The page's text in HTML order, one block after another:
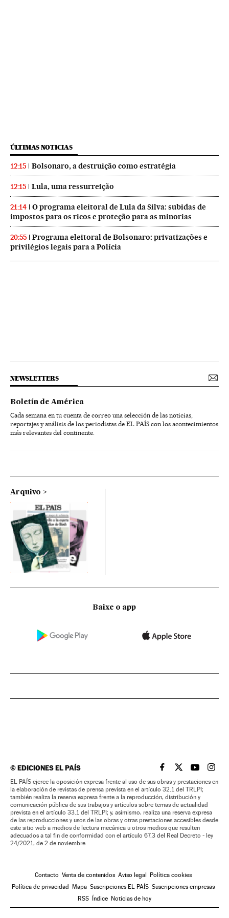
ÚLTIMAS NOTICIAS
12:15 Bolsonaro, a destruição como estratégia
12:15 Lula, uma ressurreição
21:14
O programa eleitoral de Lula da Silva: subidas de
impostos para os ricos e proteção para as minorias
20:55
Programa eleitoral de Bolsonaro: privatizações e
privilégios legais para a Polícia
NEWSLETTERS
Boletín de América
Cada semana en tu cuenta de correo una selección de las noticias,
reportajes y análisis de los periodistas de EL PAÍS con los acontecimientos
más relevantes del continente.
Arquivo
Baixe o app
©EDICIONES EL PAÍS EL PAÍS BRASIL EN
EL PAÍSEL PAÍS
EL
EL PAÍS ejerce la oposición expresa frente al uso de sus obras y prestaciones en
la elaboración de revistas de prensa prevista en el artículo 32.1 del TRLPI;
también realiza la reserva expresa frente a la reproducción, distribución y
comunicación pública de sus trabajos y artículos sobre temas de actualidad
prevista en el artículo 33.1 del TRLPI; y, asimismo, realiza una reserva expresa
de las reproducciones y usos de las obras y otras prestaciones accesibles desde
este sitio web a medios de lectura mecánica u otros medios que resulten
adecuados a tal fin de conformidad con el artículo 67.3 del Real Decreto - ley
24/2021, de 2 de noviembre
Contacto Venta de contenidos Aviso legal
Política cookies
Política de privacidad
Mapa Suscripciones EL PAÍS Suscripciones empresas
RSS
Índice Noticias de hoy